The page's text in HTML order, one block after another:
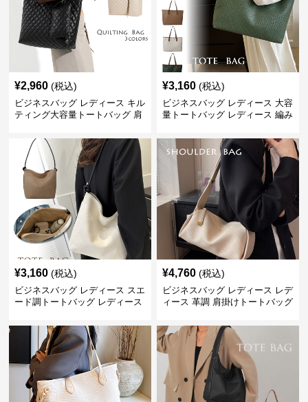
¥2,960 (税込)
ビジネスバッグ レディース キル
ティング大容量トートバッグ 肩
¥3,160 (税込)
ビジネスバッグ レディース 大容
量トートバッグ レディース 編み
¥3,160 (税込)
ビジネスバッグ レディース スエ
ード調トートバッグ レディース
¥4,760 (税込)
ビジネスバッグ レディース レデ
ィース 革調 肩掛けトートバッグ